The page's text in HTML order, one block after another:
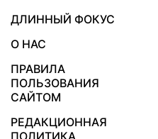
ДЛИННЫЙ ФОКУС
О НАС
ПРАВИЛА
ПОЛЬЗОВАНИЯ
САЙТОМ
РЕДАКЦИОННАЯ
ПОЛИТИКА